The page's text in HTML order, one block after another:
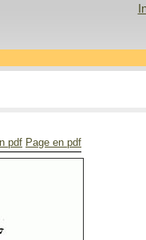
pdf Page en pdf